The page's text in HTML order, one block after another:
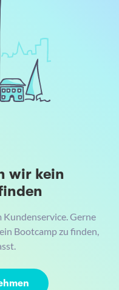
wir kein
Gerne
Bootcamp zu finden,